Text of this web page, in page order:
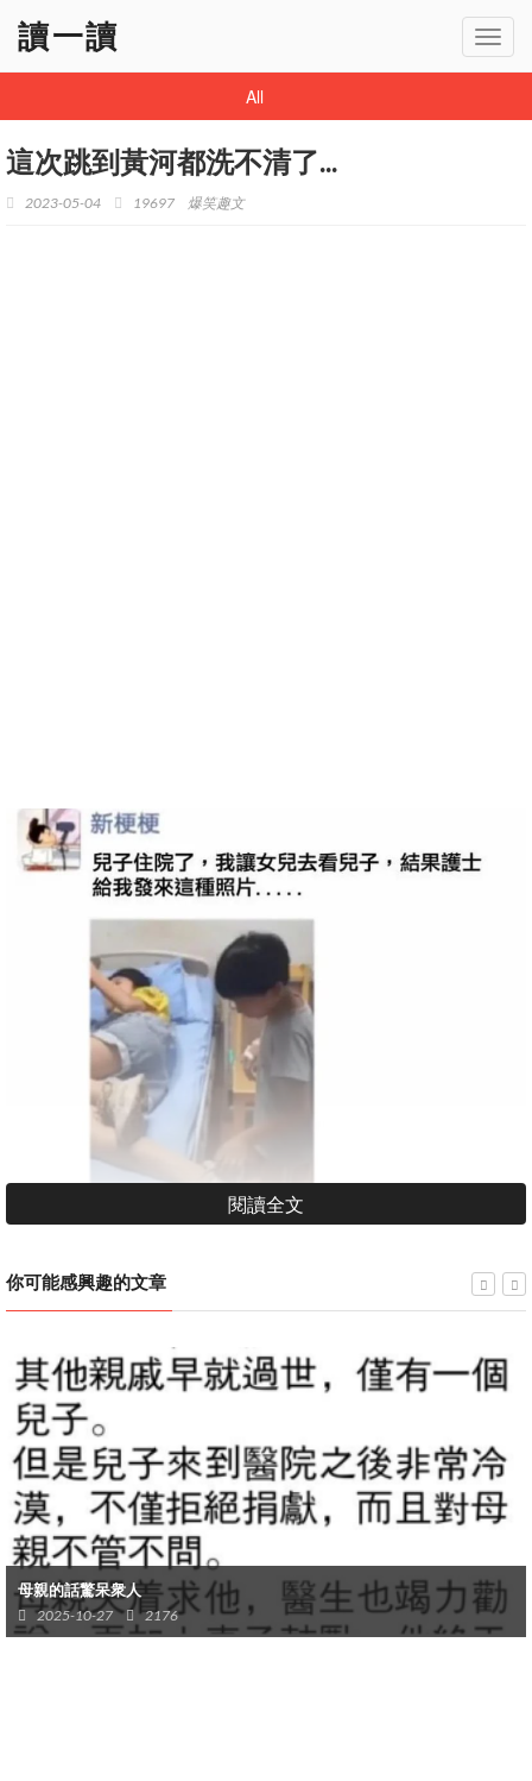
讀一讀
All
這次跳到黃河都洗不清了...
2023-05-04 19697 爆笑趣文
閱讀全文
你可能感興趣的文章
母親的話驚呆衆人
2025-10-27 2176